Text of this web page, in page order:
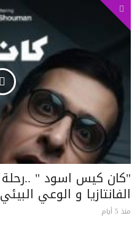
"كان كيس اسود "
الفانتازيا و الوعي
منذ 5 أيام